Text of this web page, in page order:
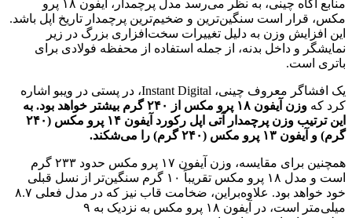
منابع آگاه چینی، به نظر می‌رسد مدل پرچمدار، آیفون ۱۸ پرو
مکس، قرار است سنگین‌ترین و ضخیم‌ترین پرچمدار تاریخ اپل باشد.
این افزایش وزن به دلیل تغییرات سخت‌افزاری بزرگ در زیر
نمایشگر و داخل بدنه، از جمله استفاده از محفظه فولادی برای
باتری است.
یک افشاگر معروف چینی، Instant Digital، در پستی در ویبو اشاره
کرد که
وزن آیفون ۱۸ پرو مکس از ۲۴۰ گرم بیشتر خواهد بود. به
این ترتیب وزن پرچمدار آتی اپل رکورد آیفون ۱۴ پرو مکس (۲۴۰
گرم) و آیفون ۱۳ پرو مکس (۲۴۰ گرم) را می‌شکند.
همچنین برای مقایسه، وزن آیفون ۱۷ پرو مکس حدود ۲۳۳ گرم
است و مدل ۱۸ پرو مکس تقریباً ۱۰ گرم سنگین‌تر از نسل قبلی
خود خواهد بود. علاوه‌براین، ضخامت قاب نیز که در مدل فعلی ۸.۷
میلی‌متر است، در آیفون ۱۸ پرو مکس به نزدیک به ۹